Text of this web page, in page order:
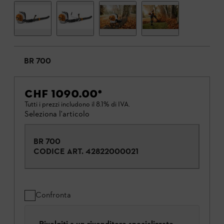
BR 700
CHF 1090.00*
Tutti i prezzi includono il 8.1% di IVA.
Seleziona l'articolo
BR 700
CODICE ART. 42822000021
Confronta